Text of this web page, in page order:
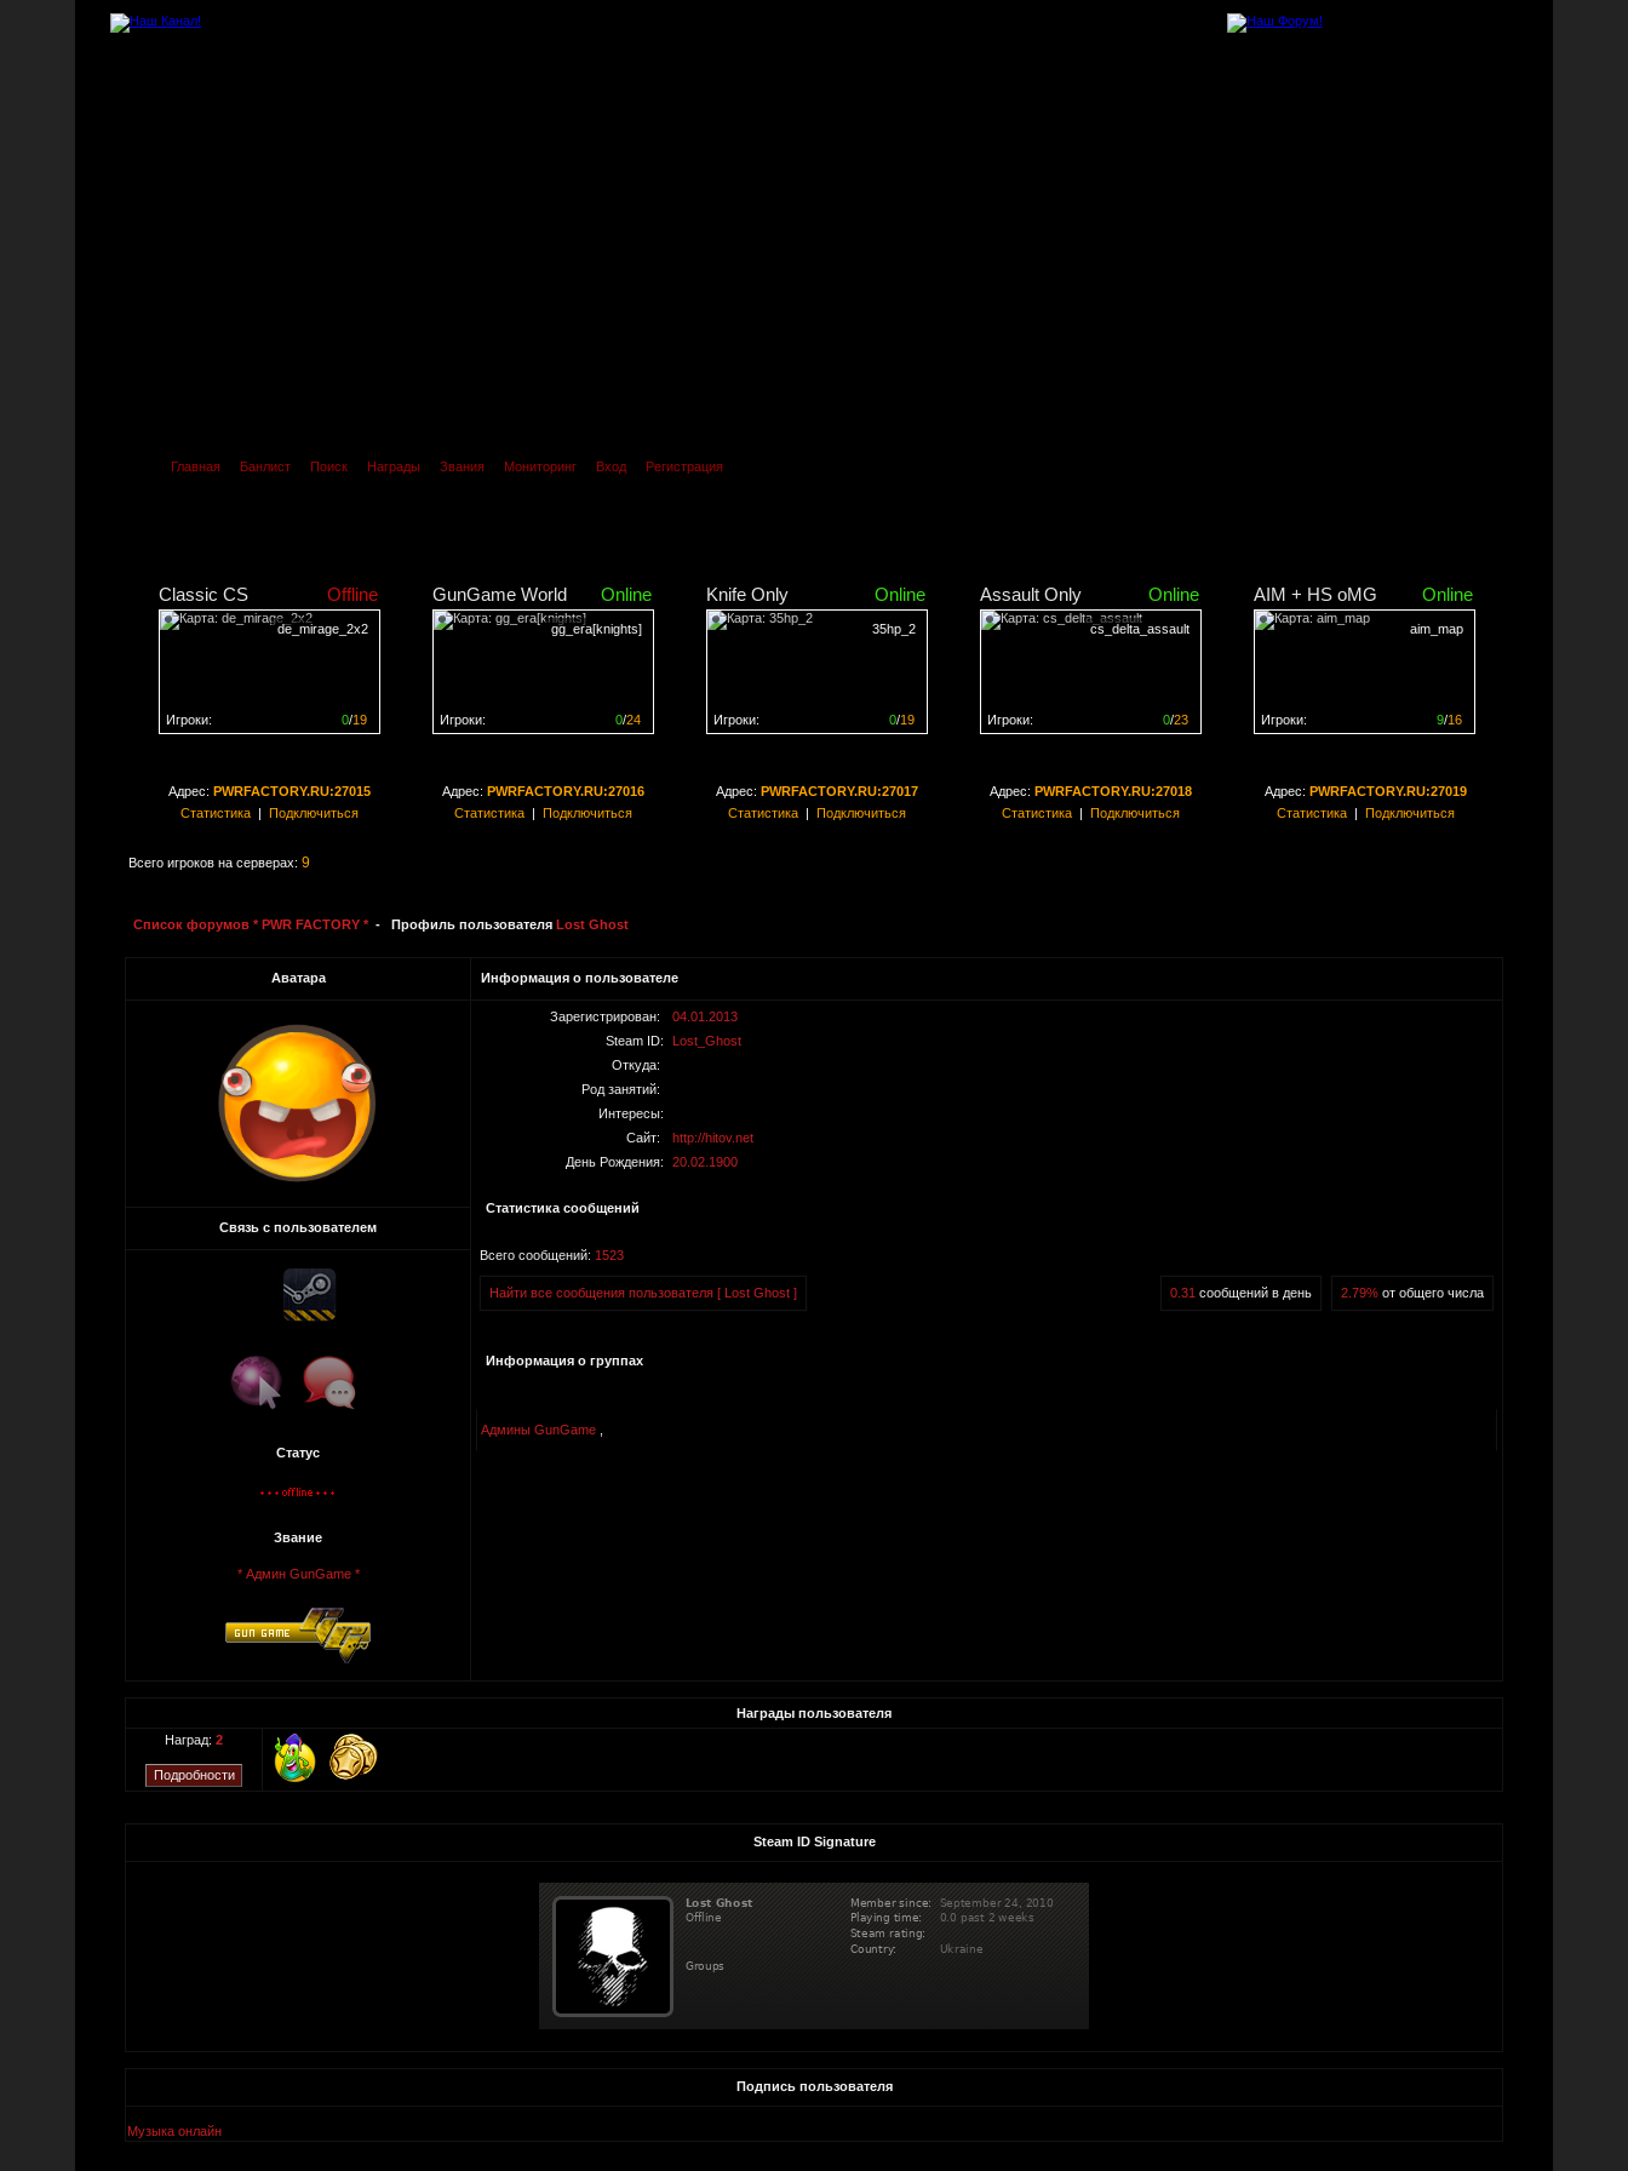
Главная Банлист Поиск Награды Звания Мониторинг Вход Регистрация
Classic CS Offline
de_mirage_2x2
0/19
Игроки:
GunGame World Online
gg_era[knights]
0/24
Игроки:
Knife Only Online
35hp_2
0/19
Игроки:
Assault Only Online
cs_delta_assault
0/23
Игроки:
AIM + HS oMG Online
aim_map
9/16
Игроки:
Адрес: PWRFACTORY.RU:27015
Статистика| Подключиться
Адрес: PWRFACTORY.RU:27016
Статистика| Подключиться
Адрес: PWRFACTORY.RU:27017
Статистика| Подключиться
Адрес: PWRFACTORY.RU:27018
Статистика| Подключиться
Адрес: PWRFACTORY.RU:27019
Статистика| Подключиться
Всего игроков на серверах: 9
Список форумов * PWR FACTORY * - Профиль пользователя Lost Ghost
Аватара Информация о пользователе
Зарегистрирован:
04.01.2013
Steam ID:
Lost_Ghost
Откуда:
Род занятий:
Интересы:
Сайт:
http://hitov.net
День Рождения:
20.02.1900
Статистика сообщений
Всего сообщений: 1523
Найти все сообщения пользователя [ Lost Ghost ] 2.79% от общего числа
0.31 сообщений в день
Информация о группах
Админы GunGame
Связь с пользователем
Статус
Звание
* Админ GunGame *
Награды пользователя
Наград: 2
Steam ID Signature
Подпись пользователя
Музыка онлайн